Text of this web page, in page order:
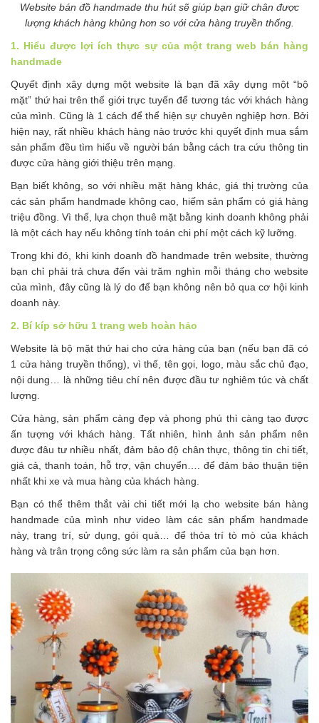
Website bán đồ handmade thu hút sẽ giúp bạn giữ chân được
lượng khách hàng khủng hơn so với cửa hàng truyền thống.
1. Hiểu được lợi ích thực sự của một trang web bán hàng
handmade
Quyết định xây dựng một website là bạn đã xây dựng một “bộ
mặt” thứ hai trên thế giới trực tuyến để tương tác với khách hàng
của mình. Cũng là 1 cách để thể hiện sự chuyên nghiệp hơn. Bởi
hiện nay, rất nhiều khách hàng nào trước khi quyết định mua sắm
sản phẩm đều tìm hiểu về người bán bằng cách tra cứu thông tin
được cửa hàng giới thiệu trên mạng.
Bạn biết không, so với nhiều mặt hàng khác, giá thị trường của
các sản phẩm handmade không cao, hiếm sản phẩm có giá hàng
triệu đồng. Vì thế, lựa chọn thuê mặt bằng kinh doanh không phải
là một cách hay nếu không tính toán chi phí một cách kỹ lưỡng.
Trong khi đó, khi kinh doanh đồ handmade trên website, thường
bạn chỉ phải trả chưa đến vài trăm nghìn mỗi tháng cho website
của mình, đây cũng là lý do để bạn không nên bỏ qua cơ hội kinh
doanh này.
2. Bí kíp sở hữu 1 trang web hoàn hảo
Website là bộ mặt thứ hai cho cửa hàng của bạn (nếu bạn đã có
1 cửa hàng truyền thống), vì thế, tên gọi, logo, màu sắc chủ đạo,
nội dung… là những tiêu chí nên được đầu tư nghiêm túc và chất
lượng.
Cửa hàng, sản phẩm càng đẹp và phong phú thì càng tạo được
ấn tượng với khách hàng. Tất nhiên, hình ảnh sản phẩm nên
được đâu tư nhiều nhất, đảm bảo độ chân thực, thông tin chi tiết,
giá cả, thanh toán, hỗ trợ, vận chuyển…. để đảm bảo thuận tiện
nhất khi xe và mua hàng của khách hàng.
Bạn có thể thêm thắt vài chi tiết mới lạ cho website bán hàng
handmade của mình như video làm các sản phẩm handmade
này, trang trí, sử dụng, gói quà… để thỏa trí tò mò của khách
hàng và trân trọng công sức làm ra sản phẩm của bạn hơn.